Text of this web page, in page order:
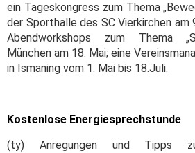
ein Tageskongress zum Thema
der Sporthalle des SC Vierkirchen am
Abendworkshops zum Thema
München am 18. Mai; eine
in Ismaning vom 1. Mai bis 18.Juli.
Kostenlose Energiesprechstunde
(ty) Anregungen und Tipps zu